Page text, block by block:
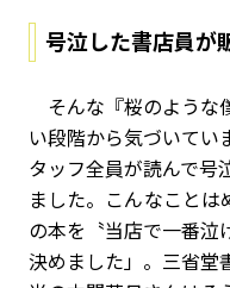
号泣した書店員が
そんな『桜のような
い段階から気づいてい
タッフ全員が読んで号
ました。こんなことは
の本を〝当店で一番泣
決めました」。三省堂